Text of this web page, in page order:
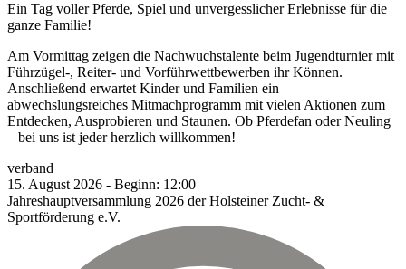
Ein Tag voller Pferde, Spiel und unvergesslicher Erlebnisse für die
ganze Familie!
Am Vormittag zeigen die Nachwuchstalente beim Jugendturnier mit
Führzügel-, Reiter- und Vorführwettbewerben ihr Können.
Anschließend erwartet Kinder und Familien ein
abwechslungsreiches Mitmachprogramm mit vielen Aktionen zum
Entdecken, Ausprobieren und Staunen. Ob Pferdefan oder Neuling
– bei uns ist jeder herzlich willkommen!
verband
15. August 2026 - Beginn: 12:00
Jahreshauptversammlung 2026 der Holsteiner Zucht- &
Sportförderung e.V.